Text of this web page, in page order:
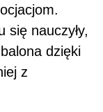
się nauczyły,
dzięki
z